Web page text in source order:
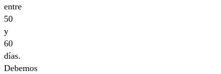
entre
50
y
60
días.
Debemos